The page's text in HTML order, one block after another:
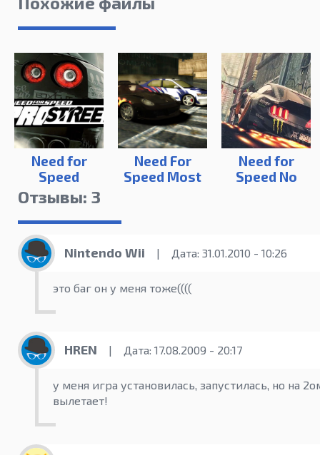
Need for
Speed
ProStreet
Need For
Speed Most
Need for
Speed No
Отзывы: 3
Nintendo Wii | Дата: 31.01.2010 - 10:26
это баг он у меня тоже((((
HREN | Дата: 17.08.2009 - 20:17
у меня игра установилась, запустилась, но на
вылетает!